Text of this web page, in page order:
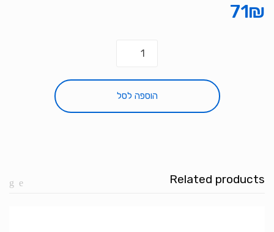
71₪
כמות
קופסא
חיצונית
הוספה לסל
Related products